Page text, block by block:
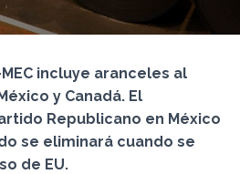
Ó
incluye aranceles al
y Canadá. El
Republicano en México
se eliminará cuando se
de EU.